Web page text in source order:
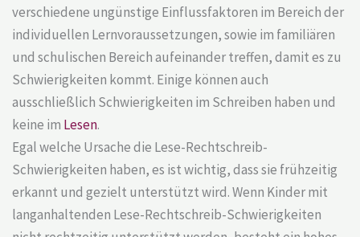
verschiedene ungünstige Einflussfaktoren im Bereich der
individuellen Lernvoraussetzungen, sowie im familiären
und schulischen Bereich aufeinander treffen, damit es zu
Schwierigkeiten kommt. Einige können auch
ausschließlich Schwierigkeiten im Schreiben haben und
keine im Lesen.
Egal welche Ursache die Lese-Rechtschreib-
Schwierigkeiten haben, es ist wichtig, dass sie frühzeitig
erkannt und gezielt unterstützt wird. Wenn Kinder mit
langanhaltenden Lese-Rechtschreib-Schwierigkeiten